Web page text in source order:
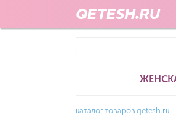
QETESH.RU
каталог товаров qetesh.ru